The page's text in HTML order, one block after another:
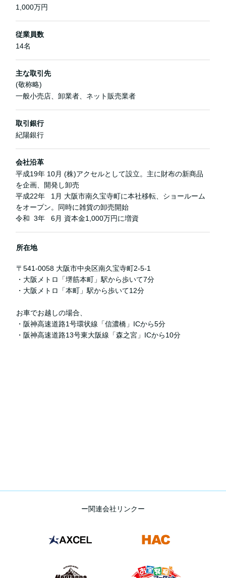
1,000万円
従業員数
14名
主な取引先
(敬称略)
一般小売店、卸業者、ネット販売業者
取引銀行
紀陽銀行
会社沿革
平成19年 10月 (株)アクセルとして設立。主に財布の新商品
を企画、開発し卸売
平成22年 1月 大阪市南久宝寺町に本社移転、ショールーム
をオープン。同時に雑貨の卸売開始
令和 3年 6月 資本金1,000万円に増資
所在地
〒541-0058 大阪市中央区南久宝寺町2-5-1
・大阪メトロ「堺筋本町」駅から歩いて7分
・大阪メトロ「本町」駅から歩いて12分
お車でお越しの場合、
・阪神高速道路1号環状線「信濃橋」ICから5分
・阪神高速道路13号東大阪線「森之宮」ICから10分
ー関連会社リンクー